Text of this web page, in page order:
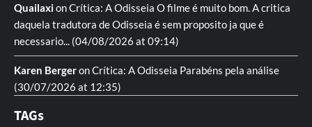
QuailaxionCrítica: A Odisseia O filme é muito bom. A critica
daquela tradutora de Odisseia é sem proposito ja que é
necessario... (04/08/2026 at 09:14)
Karen BergeronCrítica: A Odisseia Parabéns pela análise
(30/07/2026 at 12:35)
TAGs